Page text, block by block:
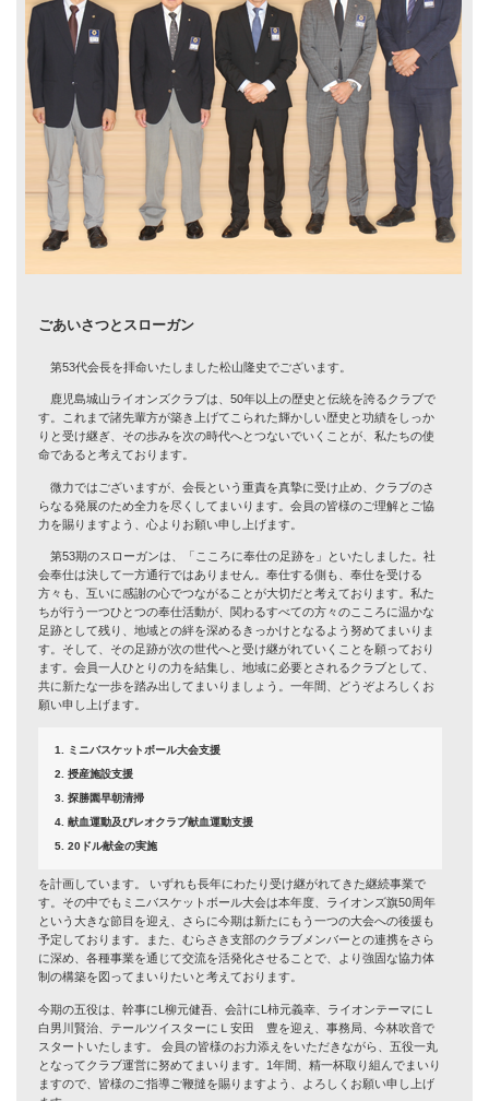
ごあいさつとスローガン
第53代会長を拝命いたしました松山隆史でございます。
鹿児島城山ライオンズクラブは、50年以上の歴史と伝統を誇るクラブで
す。これまで諸先輩方が築き上げてこられた輝かしい歴史と功績をしっか
りと受け継ぎ、その歩みを次の時代へとつないでいくことが、私たちの使
命であると考えております。
微力ではございますが、会長という重責を真摯に受け止め、クラブのさ
らなる発展のため全力を尽くしてまいります。会員の皆様のご理解とご協
力を賜りますよう、心よりお願い申し上げます。
第53期のスローガンは、「こころに奉仕の足跡を」といたしました。社
会奉仕は決して一方通行ではありません。奉仕する側も、奉仕を受ける
方々も、互いに感謝の心でつながることが大切だと考えております。私た
ちが行う一つひとつの奉仕活動が、関わるすべての方々のこころに温かな
足跡として残り、地域との絆を深めるきっかけとなるよう努めてまいりま
す。そして、その足跡が次の世代へと受け継がれていくことを願っており
ます。会員一人ひとりの力を結集し、地域に必要とされるクラブとして、
共に新たな一歩を踏み出してまいりましょう。一年間、どうぞよろしくお
願い申し上げます。
ミニバスケットボール大会支援
授産施設支援
探勝園早朝清掃
献血運動及びレオクラブ献血運動支援
20ドル献金の実施
を計画しています。 いずれも長年にわたり受け継がれてきた継続事業で
す。その中でもミニバスケットボール大会は本年度、ライオンズ旗50周年
という大きな節目を迎え、さらに今期は新たにもう一つの大会への後援も
予定しております。また、むらさき支部のクラブメンバーとの連携をさら
に深め、各種事業を通じて交流を活発化させることで、より強固な協力体
制の構築を図ってまいりたいと考えております。
今期の五役は、幹事にL柳元健吾、会計にL柿元義幸、ライオンテーマにＬ
白男川賢治、テールツイスターにＬ安田 豊を迎え、事務局、今林吹音で
スタートいたします。 会員の皆様のお力添えをいただきながら、五役一丸
となってクラブ運営に努めてまいります。1年間、精一杯取り組んでまいり
ますので、皆様のご指導ご鞭撻を賜りますよう、よろしくお願い申し上げ